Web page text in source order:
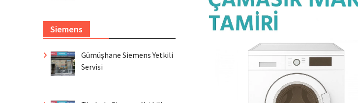
Siemens
Gümüşhane Siemens Yetkili
Servisi